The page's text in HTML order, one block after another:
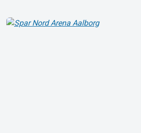
Om Tickster